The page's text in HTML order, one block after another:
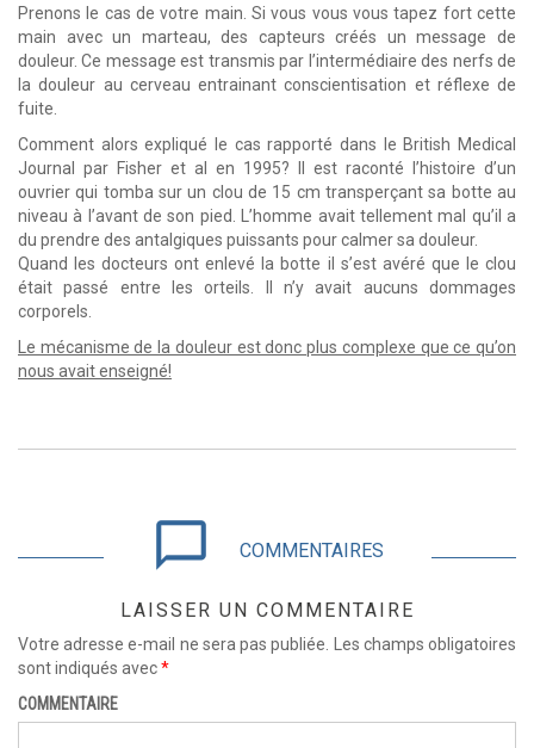
Prenons le cas de votre main. Si vous vous vous tapez fort cette
main avec un marteau, des capteurs créés un message de
douleur. Ce message est transmis par l’intermédiaire des nerfs de
la douleur au cerveau entrainant conscientisation et réflexe de
fuite.
Comment alors expliqué le cas rapporté dans le British Medical
Journal par Fisher et al en 1995? Il est raconté l’histoire d’un
ouvrier qui tomba sur un clou de 15 cm transperçant sa botte au
niveau à l’avant de son pied. L’homme avait tellement mal qu’il a
du prendre des antalgiques puissants pour calmer sa douleur.
Quand les docteurs ont enlevé la botte il s’est avéré que le clou
était passé entre les orteils. Il n’y avait aucuns dommages
corporels.
Le mécanisme de la douleur est donc plus complexe que ce qu’on
nous avait enseigné!
chat_bubble_outline COMMENTAIRES
LAISSER UN COMMENTAIRE
Votre adresse e-mail ne sera pas publiée.
Les champs obligatoires
sont indiqués avec*
COMMENTAIRE